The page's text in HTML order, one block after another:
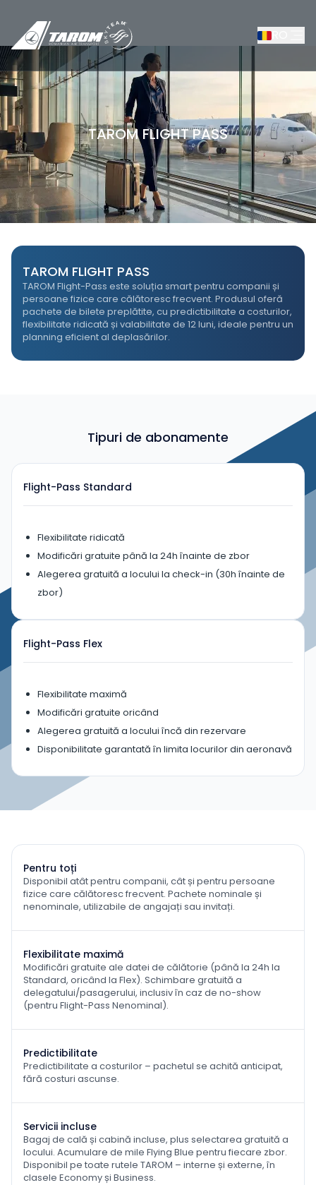
TAROM FLIGHT PASS
/ TAROM FLIGHT PASS
TAROM FLIGHT PASS
TAROM Flight-Pass este soluția smart pentru companii și
persoane fizice care călătoresc frecvent. Produsul oferă
pachete de bilete preplătite, cu predictibilitate a costurilor,
flexibilitate ridicată și valabilitate de 12 luni, ideale pentru un
planning eficient al deplasărilor.
Tipuri de abonamente
Flight-Pass Standard
Flexibilitate ridicată
Modificări gratuite până la 24h înainte de zbor
Alegerea gratuită a locului la check-in (30h înainte de
zbor)
Flight-Pass Flex
Flexibilitate maximă
Modificări gratuite oricând
Alegerea gratuită a locului încă din rezervare
Disponibilitate garantată în limita locurilor din aeronavă
Pentru toți
Disponibil atât pentru companii, cât și pentru persoane
fizice care călătoresc frecvent. Pachete nominale și
nenominale, utilizabile de angajați sau invitați.
Flexibilitate maximă
Modificări gratuite ale datei de călătorie (până la 24h la
Standard, oricând la Flex). Schimbare gratuită a
delegatului/pasagerului, inclusiv în caz de no-show
(pentru Flight-Pass Nenominal).
Predictibilitate
Predictibilitate a costurilor – pachetul se achită anticipat,
fără costuri ascunse.
Servicii incluse
Bagaj de cală și cabină incluse, plus selectarea gratuită a
locului. Acumulare de mile Flying Blue pentru fiecare zbor.
Disponibil pe toate rutele TAROM – interne și externe, în
clasele Economy și Business.